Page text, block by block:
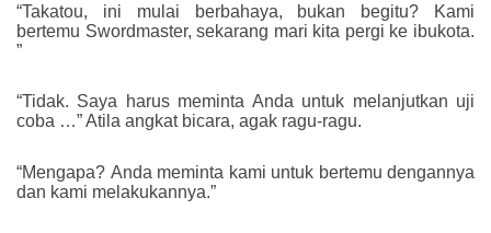
“Takatou, ini mulai berbahaya, bukan begitu? Kami
bertemu Swordmaster, sekarang mari kita pergi ke ibukota.
”
“Tidak. Saya harus meminta Anda untuk melanjutkan uji
coba …” Atila angkat bicara, agak ragu-ragu.
“Mengapa? Anda meminta kami untuk bertemu dengannya
dan kami melakukannya.”